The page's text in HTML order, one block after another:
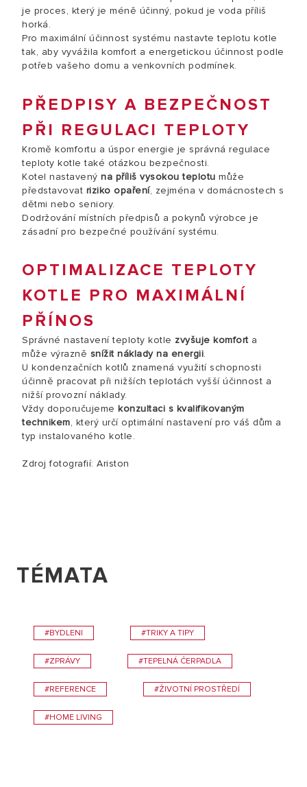
je proces, který je méně účinný, pokud je voda příliš
horká.
Pro maximální účinnost systému nastavte teplotu kotle
tak, aby vyvážila komfort a energetickou účinnost podle
potřeb vašeho domu a venkovních podmínek.
PŘEDPISY A BEZPEČNOST
PŘI REGULACI TEPLOTY
Kromě komfortu a úspor energie je správná regulace
teploty kotle také otázkou bezpečnosti.
Kotel nastavený na příliš vysokou teplotu může
představovat riziko opaření, zejména v domácnostech s
dětmi nebo seniory.
Dodržování místních předpisů a pokynů výrobce je
zásadní pro bezpečné používání systému.
OPTIMALIZACE TEPLOTY
KOTLE PRO MAXIMÁLNÍ
PŘÍNOS
Správné nastavení teploty kotle zvyšuje komfort a
může výrazně snížit náklady na energii.
U kondenzačních kotlů znamená využití schopnosti
účinně pracovat při nižších teplotách vyšší účinnost a
nižší provozní náklady.
Vždy doporučujeme konzultaci s kvalifikovaným
technikem, který určí optimální nastavení pro váš dům a
typ instalovaného kotle.
Zdroj fotografií: Ariston
TÉMATA
#BYDLENI #TRIKY A TIPY
#ZPRÁVY #TEPELNÁ ČERPADLA
#REFERENCE #ŽIVOTNÍ PROSTŘEDÍ
#HOME LIVING